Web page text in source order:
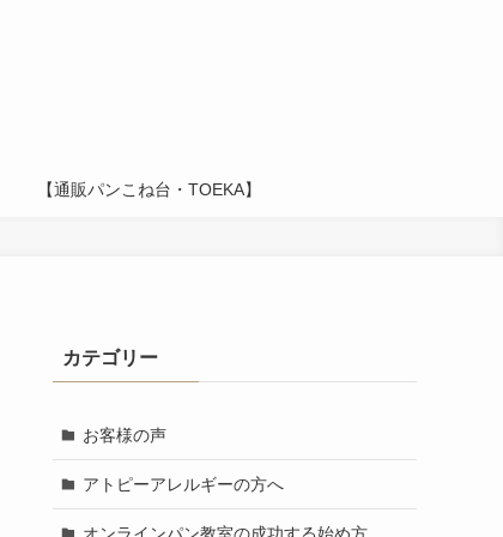
【通販パンこね台・TOEKA】
カテゴリー
お客様の声
アトピーアレルギーの方へ
オンラインパン教室の成功する始め方